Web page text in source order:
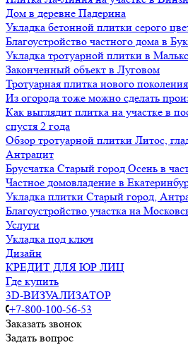
Дом в деревне Падерина
Укладка бетонной плитки серого
Благоустройство частного дома в
Укладка тротуарной плитки в
Законченный объект в Луговом
Тротуарная плитка нового поколения
Из огорода тоже можно сделать
Как выглядит плитка на участке в
спустя 2 года
Обзор тротуарной плитки Литос,
Антрацит
Брусчатка Старый город Осень в
Частное домовладение в
Укладка плитки Старый город,
Благоустройство участка на
Услуги
Укладка под ключ
Дизайн
КРЕДИТ ДЛЯ ЮР ЛИЦ
Где купить
3D-ВИЗУАЛИЗАТОР
+7-800-100-56-53
Заказать звонок
Задать вопрос